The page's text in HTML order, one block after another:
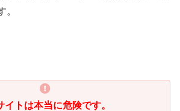
。
トは本当に危険です。